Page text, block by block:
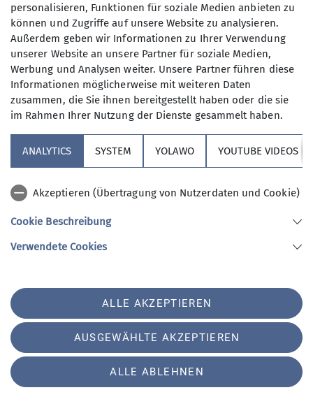
Hiermit erkläre ich mich einverstanden, dass
meine in das Kontaktformular eingegebenen
Daten elektronisch gesichert und zum Zweck
der Kontaktaufnahme verarbeitet und
genutzt werden. Mir ist bekannt, dass ich
meine Einwilligung jederzeit wiederrufen
kann. *
Mit (*) markierte Felder
sind Pflichtfelder
Sektion Vierseenland des Deutschen Alpenvereins e.V.
Hauptstraße 42
82229 Seefeld
Telefon +4981529839280
Datenschutz-Einstellungen
Datenschutz
personalisieren, Funktionen für soziale Medien anbieten zu
können und Zugriffe auf unsere Website zu analysieren.
Außerdem geben wir Informationen zu Ihrer Verwendung
unserer Website an unsere Partner für soziale Medien,
Werbung und Analysen weiter. Unsere Partner führen diese
Informationen möglicherweise mit weiteren Daten
zusammen, die Sie ihnen bereitgestellt haben oder die sie
im Rahmen Ihrer Nutzung der Dienste gesammelt haben.
ANALYTICS SYSTEM YOLAWO YOUTUBE VIDEOS
Akzeptieren (Übertragung von Nutzerdaten und Cookie)
Cookie Beschreibung
Verwendete Cookies
ALLE AKZEPTIEREN
AUSGEWÄHLTE AKZEPTIEREN
ALLE ABLEHNEN